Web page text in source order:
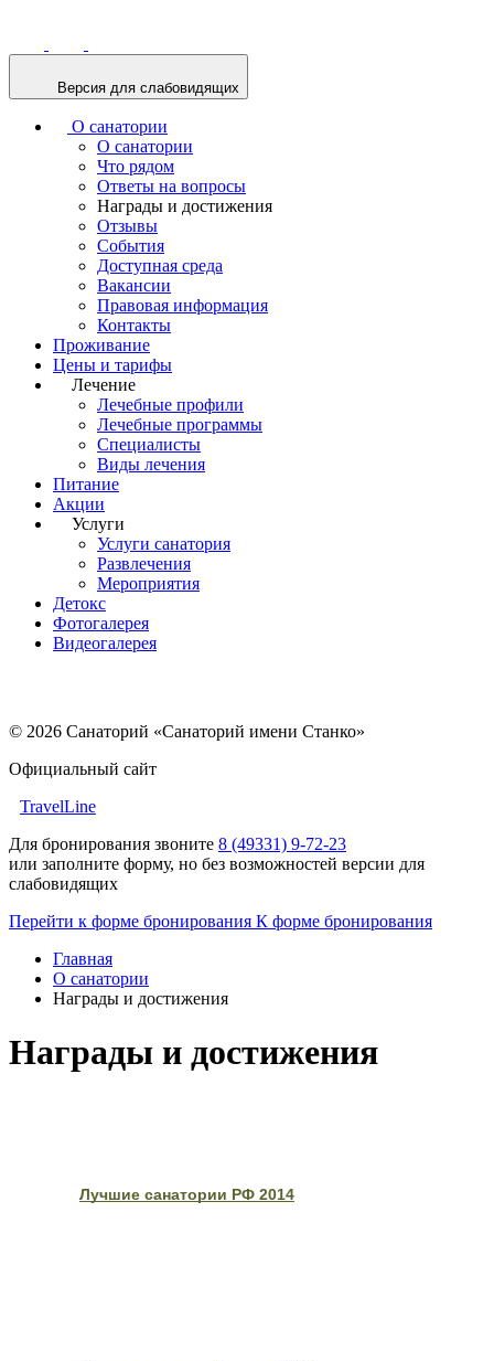
Версия для слабовидящих
О санатории
О санатории
Что рядом
Ответы на вопросы
Награды и достижения
Отзывы
События
Доступная среда
Вакансии
Правовая информация
Контакты
Проживание
Цены и тарифы
Лечение
Лечебные профили
Лечебные программы
Специалисты
Виды лечения
Питание
Акции
Услуги
Услуги санатория
Развлечения
Мероприятия
Детокс
Фотогалерея
Видеогалерея
© 2026 Санаторий «Санаторий имени Станко»
Официальный сайт
TravelLine
Для бронирования звоните 8 (49331) 9-72-23
или заполните форму, но без возможностей версии для
слабовидящих
Перейти к форме бронирования К форме бронирования
Главная
О санатории
Награды и достижения
Награды и достижения
Лучшие санатории РФ 2014